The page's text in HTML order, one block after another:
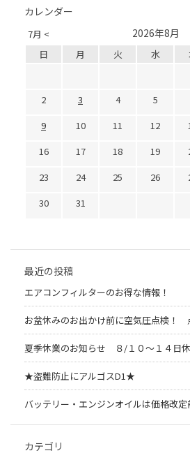
カレンダー
7月 < 2026年8月
日 月 火 水
2
3 4 5
9
10 11 12
16
17 18 19
23
24 25 26
30
31
最近の投稿
エアコンフィルターのお得な情報！
お盆休みのお出かけ前に空気圧点検！
夏季休業のお知らせ ８/１０～１４日休
★盗難防止にアルゴスD1★
バッテリー・エンジンオイルは価格改定
カテゴリ